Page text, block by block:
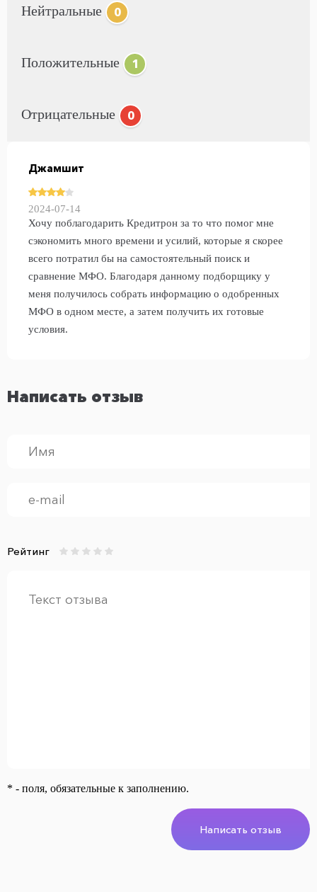
Нейтральные 0
Положительные 1
Отрицательные 0
Джамшит
2024-07-14
Хочу поблагодарить Кредитрон за то что помог мне
сэкономить много времени и усилий, которые я скорее
всего потратил бы на самостоятельный поиск и
сравнение МФО. Благодаря данному подборщику у
меня получилось собрать информацию о одобренных
МФО в одном месте, а затем получить их готовые
условия.
Написать отзыв
Рейтинг
* - поля, обязательные к заполнению.
Написать отзыв